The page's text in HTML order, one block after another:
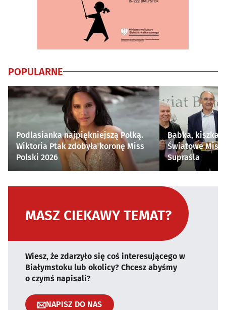
POPULARNE
Podlasianka najpiękniejszą Polką.
Wiktoria Ptak zdobyła koronę Miss
Polski 2026
Babka, kiszka i
Światowe
Supraśla
MASZ CIEKAWY TEMAT?
Wiesz, że zdarzyło się coś interesującego w
Białymstoku lub okolicy? Chcesz abyśmy
o czymś napisali?
NAPISZ DO NAS